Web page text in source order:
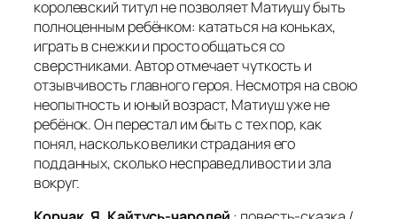
королевский титул не позволяет Матиушу быть
полноценным ребёнком: кататься на коньках,
играть в снежки и просто общаться со
сверстниками. Автор отмечает чуткость и
отзывчивость главного героя. Несмотря на свою
неопытность и юный возраст, Матиуш уже не
ребёнок. Он перестал им быть с тех пор, как
понял, насколько велики страдания его
подданных, сколько несправедливости и зла
вокруг.